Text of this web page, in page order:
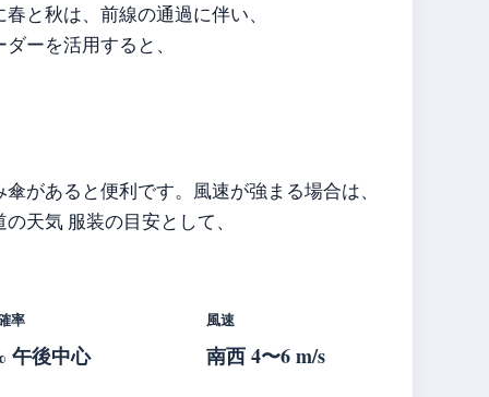
と秋は、前線の通過に伴い、
ーを活用すると、
があると便利です。風速が強まる場合は、
天気 服装の目安として、
率
午後中心
風速
南西 4〜6 m/s